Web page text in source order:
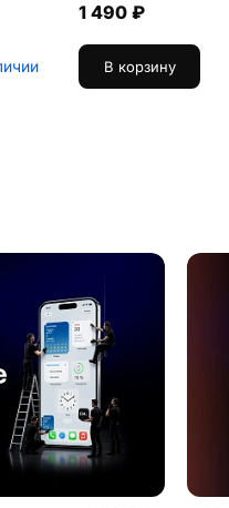
1 490 ₽
В корзину